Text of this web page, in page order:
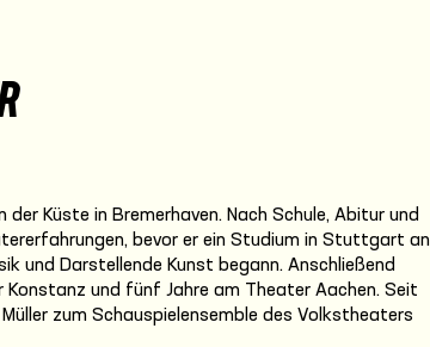
Küste in Bremerhaven. Nach Schule, Abitur und
bevor er ein Studium in Stuttgart an
und Darstellende Kunst begann. Anschließend
und fünf Jahre am Theater Aachen. Seit
zum Schauspielensemble des Volkstheaters